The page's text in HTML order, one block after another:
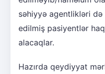
səhiyyə agentlikləri
edilmiş pasiyentlər
alacaqlar.
Hazırda qeydiyyat